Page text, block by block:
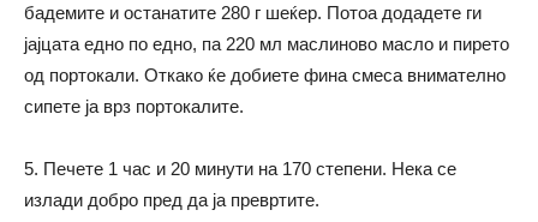
бадемите и останатите 280 г шеќер. Потоа додадете ги
јајцата едно по едно, па 220 мл маслиново масло и пирето
од портокали. Откако ќе добиете фина смеса внимателно
сипете ја врз портокалите.
5. Печете 1 час и 20 минути на 170 степени. Нека се
излади добро пред да ја превртите.